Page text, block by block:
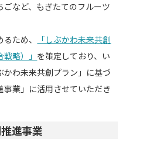
など、もぎたてのフルーツ
ため、
「しぶかわ未来共創
略）」 を策定しており、い
わ未来共創プラン」に基づ
事業」に活用させていただき
進事業